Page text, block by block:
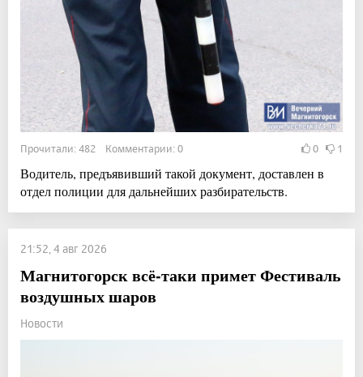
Прочитали: 482 Комментарии: 0 0 1
Водитель, предъявивший такой документ, доставлен в
отдел полиции для дальнейших разбирательств.
21:52, 4 авг 2026
Магнитогорск всё-таки примет Фестиваль
воздушных шаров
Новости